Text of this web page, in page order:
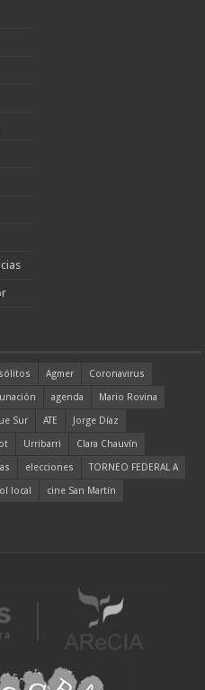
Agmer
Coronavirus
agenda
Mario Rovina
Sur ATE
Jorge Díaz
Urribarri
Clara Chauvín
elecciones
TORNEO FEDERAL A
local cine San Martín